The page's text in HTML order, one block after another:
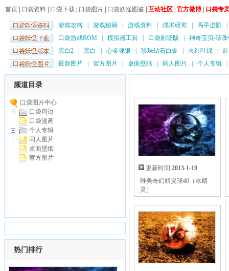
首页 口袋资料 口袋下载 口袋图片 口袋妖怪图鉴 互动社区 官方微博 口袋专
游戏攻略 游戏秘籍 游戏资料 战术研究 高手进阶
口袋游戏ROM
模拟器工具 口袋剧场版
神奇宝贝-珍
黑白2
黑白 心金魂银 珍珠钻石白金 火红叶绿
最新图片
官方图片 桌面壁纸 同人图片 个人专辑
频道目录
口袋图片中心
口袋周边
口袋漫画
个人专辑
同人图片
桌面壁纸
官方图片
热门排行
更新时间:2013-1-19
唯美奇幻精灵球40（冰精
灵）